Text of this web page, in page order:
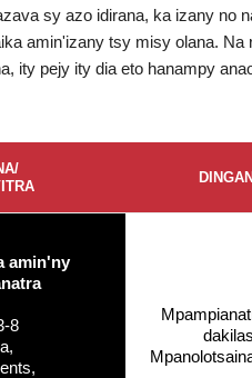
sy azo idirana, ka izany no
amin'izany tsy misy olana.
ity pejy ity dia eto hanampy
amin'ny
8